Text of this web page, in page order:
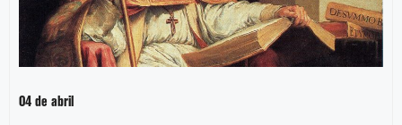
04 de abril